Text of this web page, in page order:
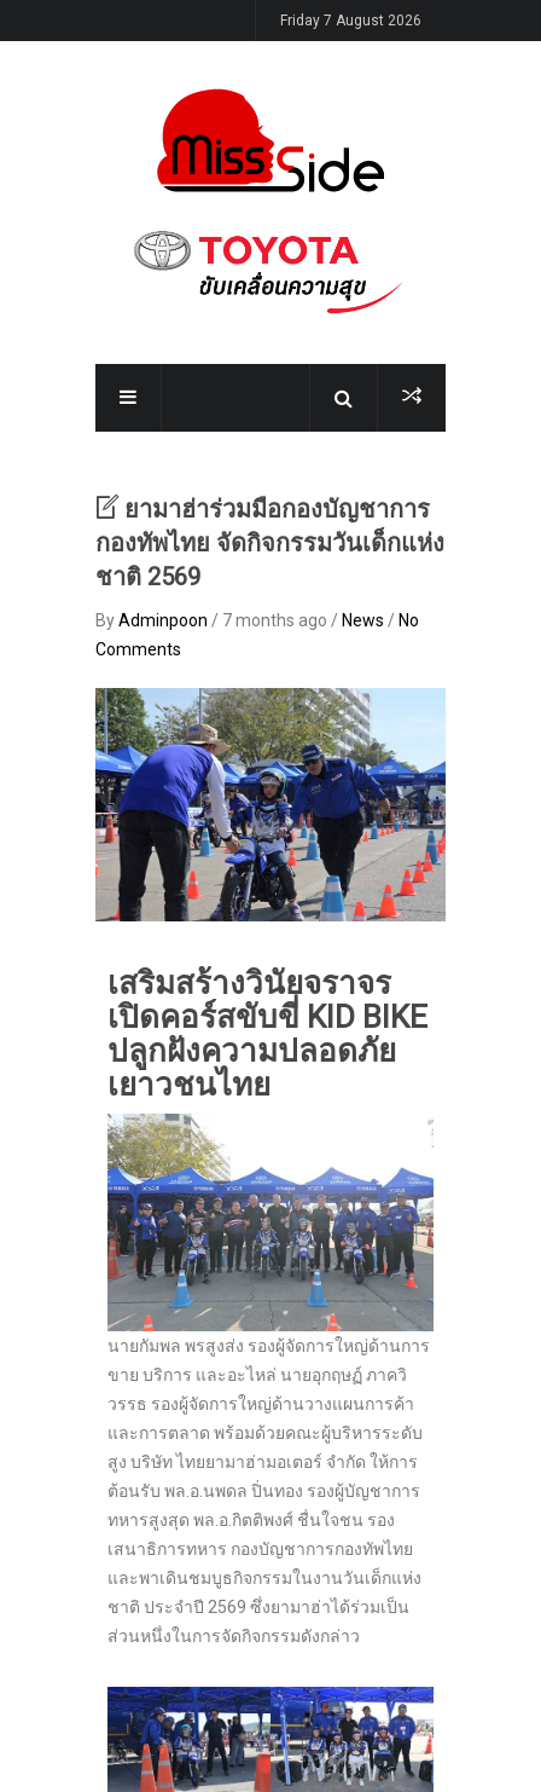
Friday 7 August 2026
ยามาฮ่าร่วมมือกองบัญชาการ
กองทัพไทย จัดกิจกรรมวันเด็กแห่ง
ชาติ 2569
ByAdminpoon / 7 months ago / News / No
Comments
เสริมสร้างวินัยจราจร
เปิดคอร์สขับขี่ KID BIKE
ปลูกฝังความปลอดภัย
เยาวชนไทย
นายกัมพล พรสูงส่ง รองผู้จัดการใหญ่ด้านการ
ขาย บริการ และอะไหล่ นายอุกฤษฏ์ ภาควิ
วรรธ รองผู้จัดการใหญ่ด้านวางแผนการค้า
และการตลาด พร้อมด้วยคณะผู้บริหารระดับ
สูง บริษัท ไทยยามาฮ่ามอเตอร์ จำกัด ให้การ
ต้อนรับ พล.อ.นพดล ปิ่นทอง รองผู้บัญชาการ
ทหารสูงสุด พล.อ.กิตติพงศ์ ชื่นใจชน รอง
เสนาธิการทหาร กองบัญชาการกองทัพไทย
และพาเดินชมบูธกิจกรรมในงานวันเด็กแห่ง
ชาติ ประจำปี 2569 ซึ่งยามาฮ่าได้ร่วมเป็น
ส่วนหนึ่งในการจัดกิจกรรมดังกล่าว